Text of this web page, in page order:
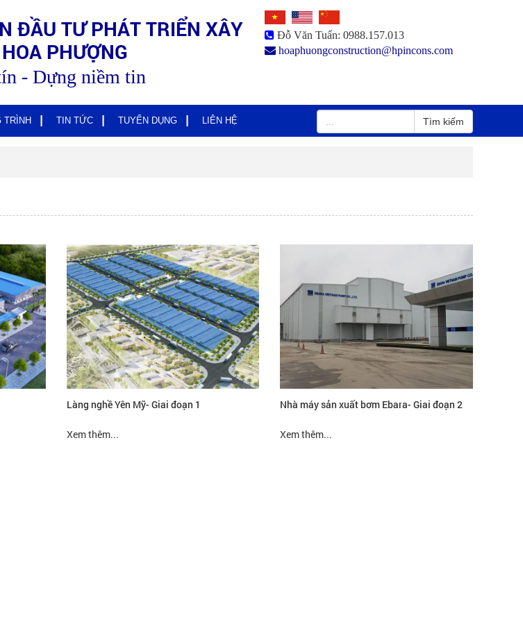
ĐẦU TƯ PHÁT TRIỂN XÂY
PHƯỢNG
- Dựng niềm tin
Đỗ Văn Tuấn: 0988.157.013
hoaphuongconstruction@hpincons.com
TRÌNH TIN TỨC TUYỂN DỤNG LIÊN HỆ Tìm kiếm
Làng nghề Yên Mỹ- Giai đoạn 1
Xem thêm...
Nhà máy sản xuất bơm Ebara- Giai đoạn 2
Xem thêm...